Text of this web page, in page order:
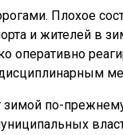
Плохое
и жителей в
оперативно
зимой по-